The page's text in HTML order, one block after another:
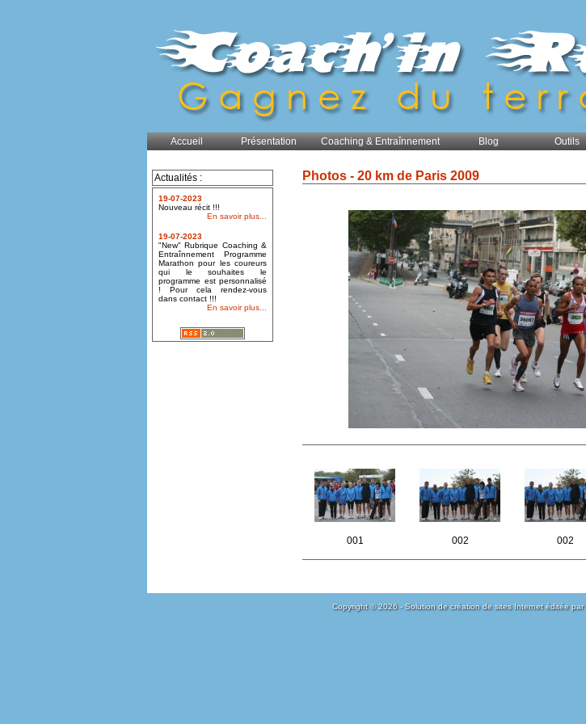
Accueil Présentation Coaching & Entraînnement Blog Outils
Actualités :
19-07-2023
Nouveau récit !!!
En savoir plus...
19-07-2023
"New" Rubrique Coaching &
Entraînnement Programme
Marathon pour les coureurs
qui le souhaites le
programme est personnalisé
! Pour cela rendez-vous
dans contact !!!
En savoir plus...
Photos - 20 km de Paris 2009
001 002 002
Copyright © 2026 - Solution de création de sites Internet éditée par